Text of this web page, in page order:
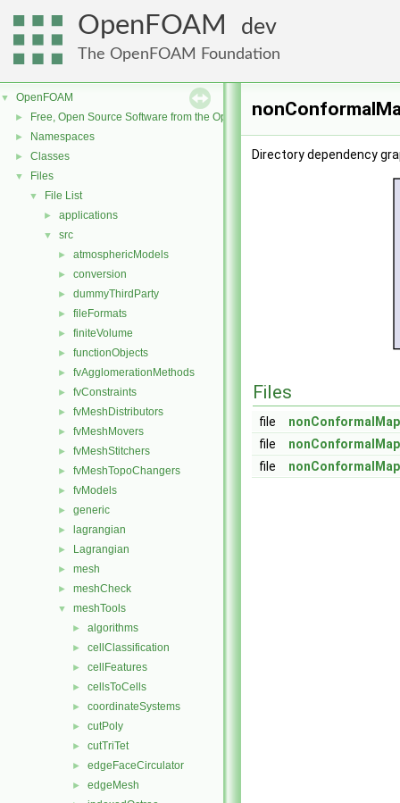
OpenFOAM dev
The OpenFOAM Foundation
▼ OpenFOAM
► Free, Open Source Software from the OpenFOAM Foundation
► Namespaces
► Classes
▼ Files
▼ File List
► applications
▼ src
► atmosphericModels
► conversion
► dummyThirdParty
► fileFormats
► finiteVolume
► functionObjects
► fvAgglomerationMethods
► fvConstraints
► fvMeshDistributors
► fvMeshMovers
► fvMeshStitchers
► fvMeshTopoChangers
► fvModels
► generic
► lagrangian
► Lagrangian
► mesh
► meshCheck
▼ meshTools
► algorithms
► cellClassification
► cellFeatures
► cellsToCells
► coordinateSystems
► cutPoly
► cutTriTet
► edgeFaceCirculator
► edgeMesh
Directory dependency
Files
file
file
file